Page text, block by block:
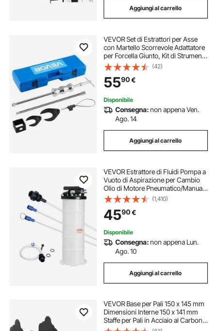
Aggiungi al carrello
VEVOR Set di Estrattori per Asse
con Martello Scorrevole Adattatore
per Forcella Giunto, Kit di Strumenti
per Rimozione del Giunto Set di
Estrattori per Assali a Trazione
Anteriore
(42)
5590€
Disponibile
Consegna:non appena Ven.
Ago. 14
Aggiungi al carrello
VEVOR Estrattore di Fluidi Pompa a
Vuoto di Aspirazione per Cambio
Olio di Motore Pneumatico/Manuale
Capienza max. 6,5L, Estrattore per
Cambio Olio Pompa a Vuoto Kit
Evacuazione dei Fluidi per Auto
(1,410)
4590€
Disponibile
Consegna:non appena Lun.
Ago. 10
Aggiungi al carrello
VEVOR Base per Pali 150 x 145 mm
Dimensioni Interne 150 x 141 mm
Staffe per Pali in Acciaio al Carbonio
per Impieghi Gravosi, per Supporto